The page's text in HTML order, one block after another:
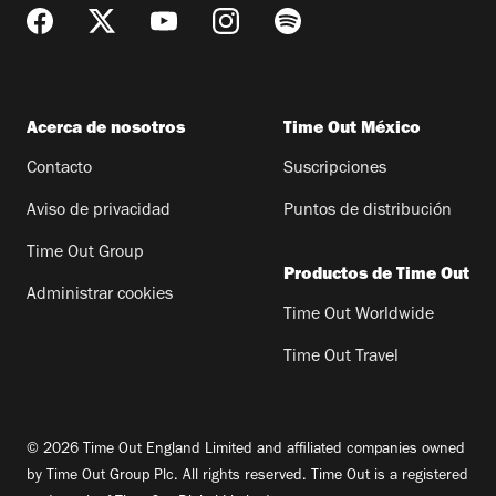
Acerca de nosotros
Contacto
Aviso de privacidad
Time Out Group
Administrar cookies
Time Out México
Suscripciones
Puntos de distribución
Productos de Time Out
Time Out Worldwide
Time Out Travel
© 2026 Time Out England Limited and affiliated companies owned
by Time Out Group Plc. All rights reserved. Time Out is a registered